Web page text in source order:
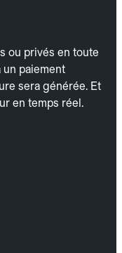
ou privés en toute
un paiement
sera générée. Et
en temps réel.